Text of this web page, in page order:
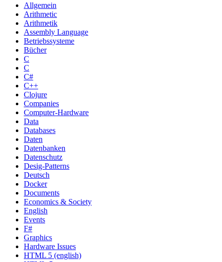
Allgemein
Arithmetic
Arithmetik
Assembly Language
Betriebssysteme
Bücher
C
C
C#
C++
Clojure
Companies
Computer-Hardware
Data
Databases
Daten
Datenbanken
Datenschutz
Desig-Patterns
Deutsch
Docker
Documents
Economics & Society
English
Events
F#
Graphics
Hardware Issues
HTML 5 (english)